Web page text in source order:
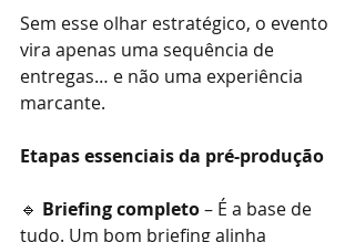
Sem esse olhar estratégico, o evento
vira apenas uma sequência de
entregas… e não uma experiência
marcante.
Etapas essenciais da pré-produção
🔹 Briefing completo – É a base de
tudo. Um bom briefing alinha